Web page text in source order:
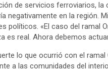
de servicios ferroviarios,
negativamente en la región.
políticos. «El caso del ramal
es real. Ahora debemos
lo que ocurrió con el
a las comunidades del